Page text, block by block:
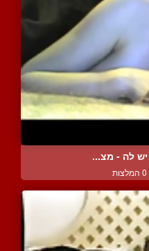
לה - מצ...
0 המלצות